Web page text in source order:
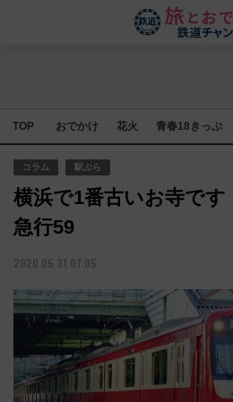
TOP おでかけ 花火 青春18きっぷ
コラム 駅ぶら
横浜で1番古いお寺です
急行59
2020.05.31 07:05